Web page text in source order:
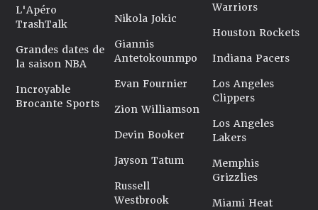
L'Apéro
TrashTalk
Grandes dates de
la saison NBA
Incroyable
Brocante Sports
Nikola Jokic
Giannis
Antetokounmpo
Evan Fournier
Zion Williamson
Devin Booker
Jayson Tatum
Russell
Westbrook
Warriors
Houston Rockets
Indiana Pacers
Los Angeles
Clippers
Los Angeles
Lakers
Memphis
Grizzlies
Miami Heat